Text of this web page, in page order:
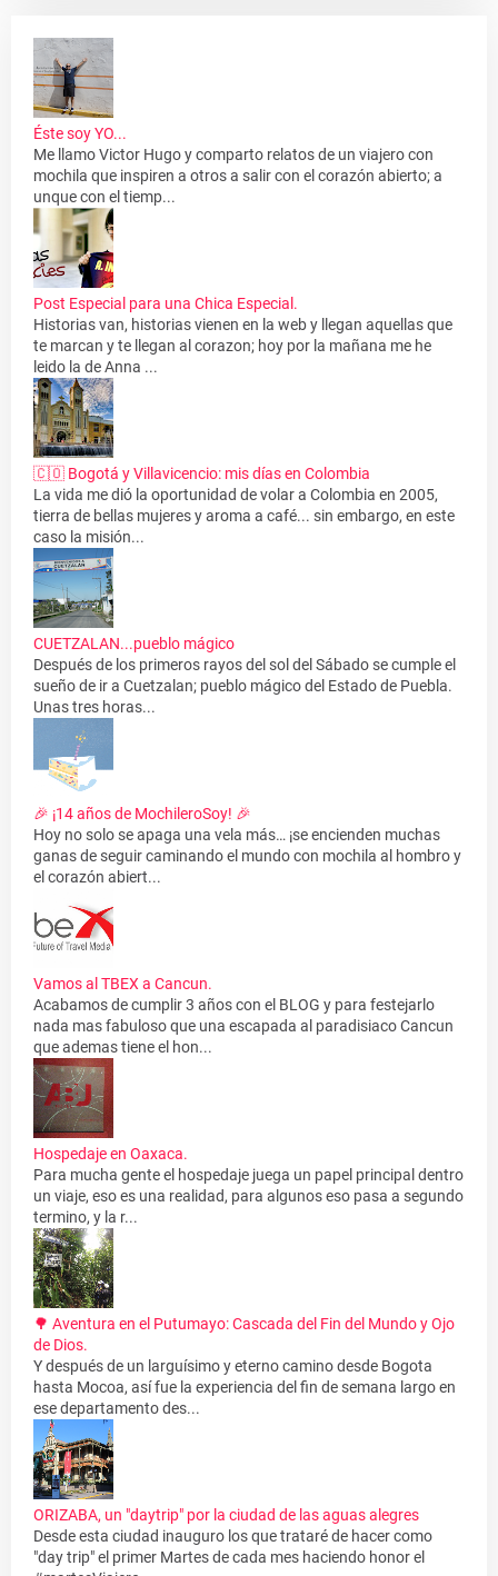
Éste soy YO...
Me llamo Victor Hugo y comparto relatos de un viajero con
mochila que inspiren a otros a salir con el corazón abierto; a
unque con el tiemp...
Post Especial para una Chica Especial.
Historias van, historias vienen en la web y llegan aquellas que
te marcan y te llegan al corazon; hoy por la mañana me he
leido la de Anna ...
🇨🇴 Bogotá y Villavicencio: mis días en Colombia
La vida me dió la oportunidad de volar a Colombia en 2005,
tierra de bellas mujeres y aroma a café... sin embargo, en este
caso la misión...
CUETZALAN...pueblo mágico
Después de los primeros rayos del sol del Sábado se cumple el
sueño de ir a Cuetzalan; pueblo mágico del Estado de Puebla.
Unas tres horas...
🎉 ¡14 años de MochileroSoy! 🎉
Hoy no solo se apaga una vela más… ¡se encienden muchas
ganas de seguir caminando el mundo con mochila al hombro y
el corazón abiert...
Vamos al TBEX a Cancun.
Acabamos de cumplir 3 años con el BLOG y para festejarlo
nada mas fabuloso que una escapada al paradisiaco Cancun
que ademas tiene el hon...
Hospedaje en Oaxaca.
Para mucha gente el hospedaje juega un papel principal dentro
un viaje, eso es una realidad, para algunos eso pasa a segundo
termino, y la r...
🌳 Aventura en el Putumayo: Cascada del Fin del Mundo y Ojo
de Dios.
Y después de un larguísimo y eterno camino desde Bogota
hasta Mocoa, así fue la experiencia del fin de semana largo en
ese departamento des...
ORIZABA, un "daytrip" por la ciudad de las aguas alegres
Desde esta ciudad inauguro los que trataré de hacer como
"day trip" el primer Martes de cada mes haciendo honor el